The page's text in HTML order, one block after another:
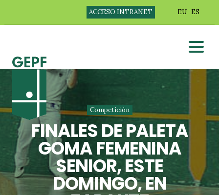
ACCESO INTRANET EU ES
Competición
FINALES DE PALETA
GOMA FEMENINA
SENIOR, ESTE
DOMINGO, EN